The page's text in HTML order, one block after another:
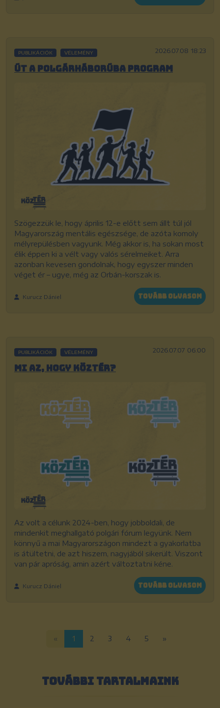
PUBLIKÁCIÓK VÉLEMÉNY 2026.07.08 18:23
Út a polgárháborúba program
Szögezzük le, hogy április 12-e előtt sem állt túl jól
Magyarország mentális egészsége, de azóta komoly
mélyrepülésben vagyunk. Még akkor is, ha sokan most
élik éppen ki a vélt vagy valós sérelmeiket. Arra
azonban kevesen gondolnak, hogy egyszer minden
véget ér – ugye, még az Orbán-korszak is.
Kurucz Dániel Tovább olvasom
PUBLIKÁCIÓK VÉLEMÉNY 2026.07.07 06:00
Mi az, hogy KözTér?
Az volt a célunk 2024-ben, hogy jobboldali, de
mindenkit meghallgató polgári fórum legyünk. Nem
könnyű a mai Magyarországon mindezt a gyakorlatba
is átültetni, de azt hiszem, nagyjából sikerült. Viszont
van pár apróság, amin azért változtatni kéne.
Kurucz Dániel Tovább olvasom
« 1 2 3 4 5 »
TOVÁBBI TARTALMAINK